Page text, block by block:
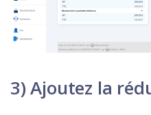
3) Ajoutez la